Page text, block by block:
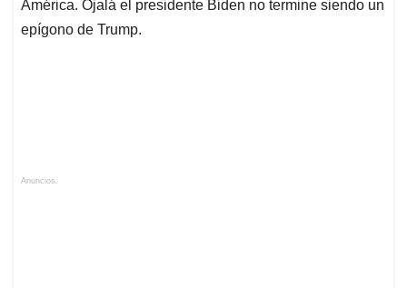
América. Ojalá el presidente Biden no termine siendo un
epígono de Trump.
Anuncios.